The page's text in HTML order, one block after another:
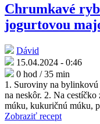
Chrumkavé
jogurtovou
Dávid
15.04.2024 - 0:46
0 hod / 35 min
1. Suroviny na bylinkovú
na neskôr. 2. Na
múku, kukuričnú múku,
Zobraziť recept